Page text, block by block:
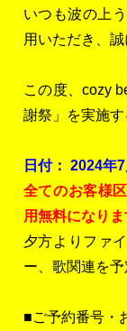
いつも波の上
用いただき、
この度、cozy
謝祭」を実施す
日付： 2024年7
全てのお客様
用無料になりま
夕方よりファ
ー、歌関連を予
■ご予約番号・